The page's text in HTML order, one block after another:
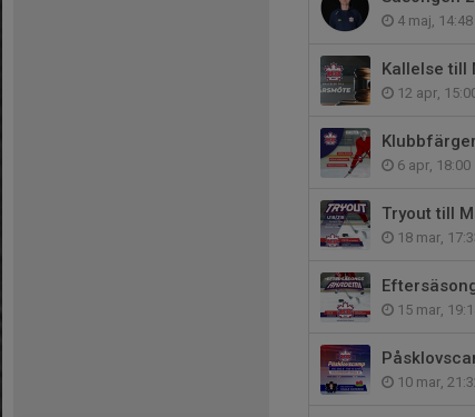
4 maj, 14:48
Kallelse till
12 apr,
Klubbfärger
6 apr, 18:00
Tryout till
18 mar,
15 mar,
10 mar,